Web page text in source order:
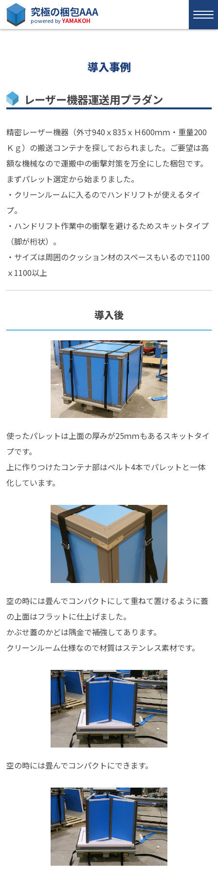
究極の梱包AAA
powered byYAMAKOH
導入事例
レーザー機器運送用プラダン
精密レーザー機器（外寸940ｘ835ｘＨ600ｍｍ・重量200
Ｋｇ）の搬送コンテナを探しておられました。ご要望は高
額な機械なので運搬中の衝撃対策を万全にした梱包です。
まずパレット選定から始まりました。
・クリーンルームに入るのでハンドリフトが使えるタイ
プ。
・ハンドリフト作業中の衝撃を避けるためスキットタイプ
（脚が桁状）。
・サイズは周囲のクッション材のスペースもいるので1100
ｘ1100以上
導入後
使ったパレットは上面の厚みが25ｍｍもあるスキットタイ
プです。
上に作りつけたコンテナ部はベルト4本でパレットと一体
化しています。
空の時には畳んでコンパクトにして重ねて置けるように蓋
の上面はフラットに仕上げました。
かぶせ蓋のかどは隅金で補強してあります。
クリーンルーム仕様なので材質はステンレス素材です。
空の時には畳んでコンパクトにできます。